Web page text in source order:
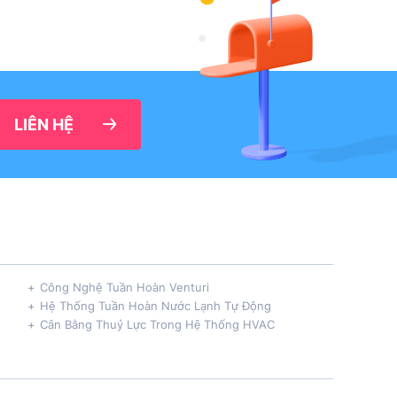
LIÊN HỆ
Công Nghệ Tuần Hoàn Venturi
Hệ Thống Tuần Hoàn Nước Lạnh Tự Động
Cân Bằng Thuỷ Lực Trong Hệ Thống HVAC